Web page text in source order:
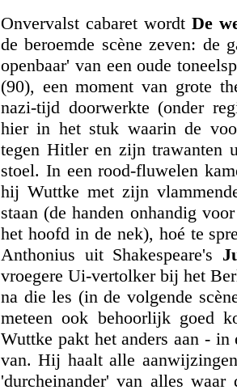
Onvervalst cabaret wordtDe
de beroemde scène zeven: de
openbaar' van een oude
(90), een moment van grote
nazi-tijd doorwerkte (onder
hier in het stuk waarin de
tegen Hitler en zijn trawanten
stoel. In een rood-fluwelen
hij Wuttke met zijn
staan (de handen onhandig
het hoofd in de nek), hoé te
Anthonius uit Shakespeare's
vroegere Ui-vertolker bij het
na die les (in de volgende
meteen ook behoorlijk goed
Wuttke pakt het anders aan -
van. Hij haalt alle
'durcheinander' van alles